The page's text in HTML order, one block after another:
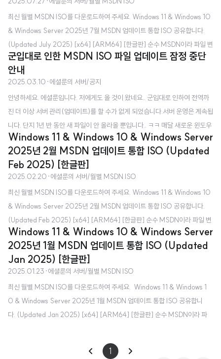
공유합니다. [x64] [ARM64] [한글판] 순수 MSDN이라 파일 변조에 대한 걱
정은 하지 않으셔도 됩니다. Windows 11 24H2부터는 ARM64 ISO도 MSD
N에 배포하는 것을 확인했습니다. x64 및..
최신 월별 MSDN ISO를 다운로드하여 주세요. Windows 11 & Windows 10
& Windows Server 2025년 7월 MSDN 업데이트 통합 ISO 공유합니다.
(Updated July 2025) [x64] [ARM64] [한글판] 순수 MSDN이라 파일 변
조에 대한 걱정은 하지 않으셔도 됩니다. MSDN 업데이트 통합 ISO가 무엇인
가요? - 매월 VSS(전 MSDN) 구독자를 대상으로 제공하는 ISO로, 최신 Win
dows 업데이트가 적용된 ISO라고 보시면 됩니다. Microsoft 공식 홈페이지
에서 받는 것이나 MediaCreationTool로 제작하는 것과 무엇이 다른가요? -
Microsoft 공식 홈페이지에서 제공하는 ISO는 초기 버전(최신 Windows 업
데이트 포..
군입대로 인한 MSDN ISO 파일 업데이트 잠정 중단
안내
2025.03.10 ·에셜룬의 서버/공지
안녕하세요. 에셜룬입니다. 저에게도 올 것이 왔네요.. 군입대로 인하여 전역까
진 더 이상 서버 관리(업데이트)를 할 수가 없게 되었습니다.서버 운영은 계속됩
니다. 단지 1년 반 동안 새 파일이 안 올라올 뿐입니다.. ㅋㅋ 매달 새로운 윈도우
ISO가 나오면 업로드를 하곤 했는데, 3월 MSDN은 업로드하지 못한 채로 입
대하게 되겠네요. 일단, 전역 이후 다시 활동을 재개할 예정입니다.중간중간 휴
가를 나오게 되면 새 ISO 파일을 업로드해보겠습니다. (될진 모르겠지만) 참,
복무 기간은 2025년 3월부터 2026년 9월입니다. 그럼 군 복무를 마친 후 새
공지글과 함께 돌아오겠습니다.항상 제 블로그와 서버에 찾아와주시는 분들 감
사드립니다. 항상 건강하시길 바라요!
Windows 11 & Windows 10 & Windows Server
2025년 2월 MSDN 업데이트 통합 ISO (Updated
Feb 2025) [한글판]
2025.02.20 ·에셜룬의 서버/월별 MSDN ISO
최신 월별 MSDN ISO를 다운로드하여 주세요. Windows 11 & Windows 10
& Windows Server 2025년 2월 MSDN 업데이트 통합 ISO 공유합니다.
(Updated Feb 2025) [x64] [ARM64] [한글판] 순수 MSDN이라 파일 변
조에 대한 걱정은 하지 않으셔도 됩니다. MSDN 업데이트 통합 ISO가 무엇인
가요? - 매월 VSS(전 MSDN) 구독자를 대상으로 제공하는 ISO로, 최신 Win
dows 업데이트가 적용된 ISO라고 보시면 됩니다. Microsoft 공식 홈페이지
에서 받는 것이나 MediaCreationTool로 제작하는 것과 무엇이 다른가요? -
Microsoft 공식 홈페이지에서 제공하는 ISO는 초기 버전(최신 Windows 업
데이트 포함..
Windows 11 & Windows 10 & Windows Server
2025년 1월 MSDN 업데이트 통합 ISO (Updated
Jan 2025) [한글판]
2025.01.23 ·에셜룬의 서버/월별 MSDN ISO
최신 월별 MSDN ISO를 다운로드하여 주세요. Windows 11 & Windows 1
0 & Windows Server 2025년 1월 MSDN 업데이트 통합 ISO 공유합니
다. (Updated Jan 2025) [x64] [ARM64] [한글판] 순수 MSDN이라 파
엇인가요? - 매월 VSS(전 MSDN) 구독자를 대상으로 제공하는 ISO로, 최
신 Windows 업데이트가 적용된 ISO라고 보시면 됩니다. Microsoft 공식 홈
1